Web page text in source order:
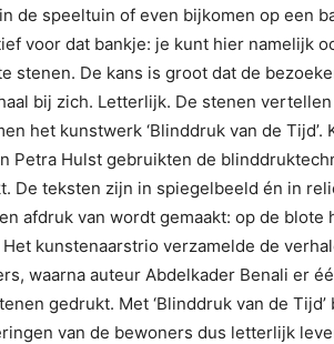
de speeltuin of even bijkomen op een
voor dat bankje: je kunt hier namelijk
stenen. De kans is groot dat de
bij zich. Letterlijk. De stenen
het kunstwerk ‘Blinddruk van de
Petra Hulst gebruikten de
De teksten zijn in spiegelbeeld én in
afdruk van wordt gemaakt: op de
Het kunstenaarstrio verzamelde de
waarna auteur Abdelkader Benali er
gedrukt. Met ‘Blinddruk van de
van de bewoners dus letterlijk